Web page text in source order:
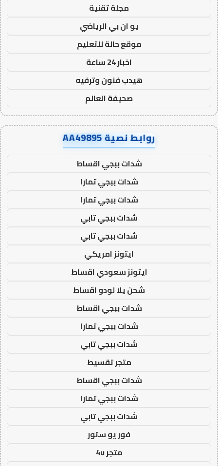
مجلة تقنية
يو ان بي الرياضي
موقع حالة للتعليم
اخبار 24 ساعة
هيدب فنون وترفيه
صحيفة العالم
روابط نصية AA49895
شدات ببجي اقساط
شدات ببجي تمارا
شدات ببجي تمارا
شدات ببجي تابي
شدات ببجي تابي
ايتونز امريكي
ايتونز سعودي اقساط
شحن يلا لودو اقساط
شدات ببجي اقساط
شدات ببجي تمارا
شدات ببجي تابي
متجر تقسيط
شدات ببجي اقساط
شدات ببجي تمارا
شدات ببجي تابي
فور يو ستور
متجر 4u